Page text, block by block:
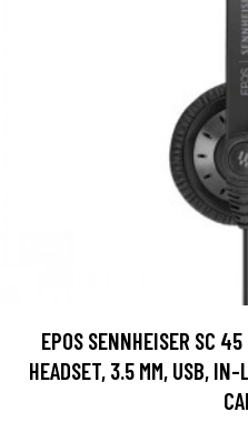
EPOS SENNHEISER SC
HEADSET, 3.5 MM, USB,